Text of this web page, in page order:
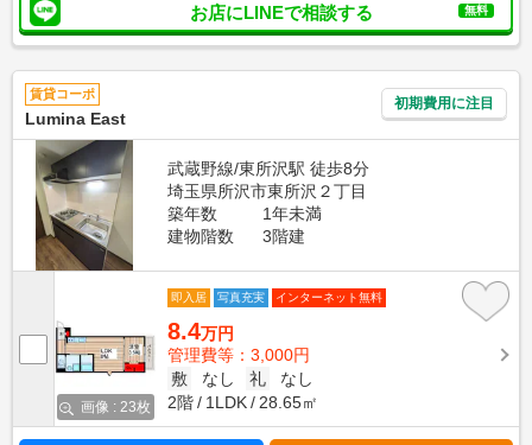
お店にLINEで相談する 無料
賃貸コーポ
Lumina East
初期費用に注目
武蔵野線/東所沢駅 徒歩8分
埼玉県所沢市東所沢２丁目
築年数
1年未満
建物階数
3階建
画像 : 23枚
即入居 写真充実 インターネット無料
8.4万円
管理費等：3,000円
敷
なし 礼
なし
2階
1LDK 28.65㎡